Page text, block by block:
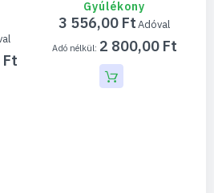
Ft
Gyúlékony
3 556,00 Ft
2 800,00 Ft